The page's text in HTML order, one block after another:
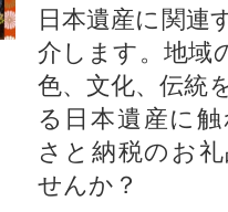
日本遺産に関連
介します。地域
色、文化、伝統
る日本遺産に
さと納税のお
せんか？​​​